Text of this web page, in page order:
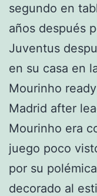
segundo en
años después
Juventus
en su casa en
Mourinho
Madrid after
Mourinho era
juego poco
por su
decorado al